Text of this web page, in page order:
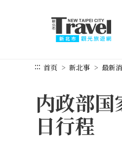
::: 首页 新北事 最新
内政部
日行程